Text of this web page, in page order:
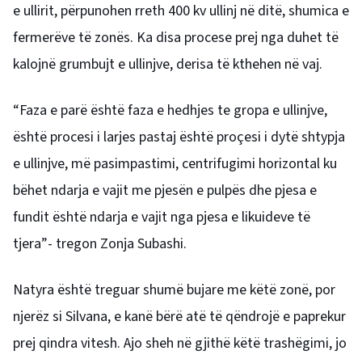
e ullirit, përpunohen rreth 400 kv ullinj në ditë, shumica e
fermerëve të zonës. Ka disa procese prej nga duhet të
kalojnë grumbujt e ullinjve, derisa të kthehen në vaj.
“Faza e parë është faza e hedhjes te gropa e ullinjve,
është procesi i larjes pastaj është proçesi i dytë shtypja
e ullinjve, më pasimpastimi, centrifugimi horizontal ku
bëhet ndarja e vajit me pjesën e pulpës dhe pjesa e
fundit është ndarja e vajit nga pjesa e likuideve të
tjera”- tregon Zonja Subashi.
Natyra është treguar shumë bujare me këtë zonë, por
njerëz si Silvana, e kanë bërë atë të qëndrojë e paprekur
prej qindra vitesh. Ajo sheh në gjithë këtë trashëgimi, jo